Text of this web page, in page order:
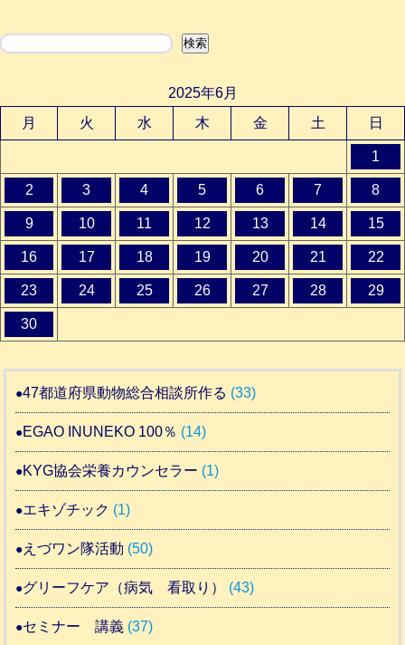
検索 検索
2025年6月
月
火 水 木 金 土 日
1
2 3 4 5 6 7 8
9 10 11 12 13 14 15
16 17 18 19 20 21 22
23 24 25 26 27 28 29
30
47都道府県動物総合相談所作る (33)
EGAO INUNEKO 100％ (14)
KYG協会栄養カウンセラー (1)
エキゾチック (1)
えづワン隊活動 (50)
グリーフケア（病気 看取り） (43)
セミナー 講義 (37)